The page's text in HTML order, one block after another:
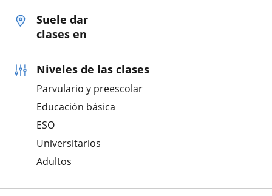
Suele dar
clases en
Niveles de las clases
Parvulario y preescolar
Educación básica
ESO
Universitarios
Adultos